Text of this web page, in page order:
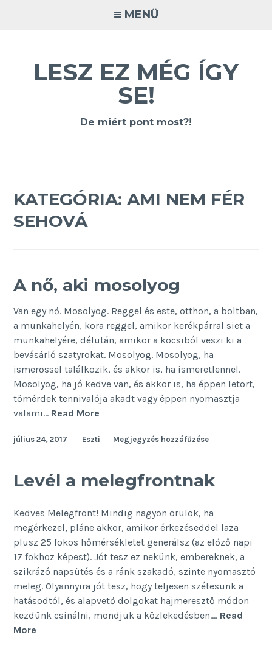
MENÜ
LESZ EZ MÉG ÍGY
SE!
De miért pont most?!
KATEGÓRIA:AMI NEM FÉR
SEHOVÁ
A nő, aki mosolyog
Van egy nő. Mosolyog. Reggel és este, otthon, a boltban,
a munkahelyén, kora reggel, amikor kerékpárral siet a
munkahelyére, délután, amikor a kocsiból veszi ki a
bevásárló szatyrokat. Mosolyog. Mosolyog, ha
ismerőssel találkozik, és akkor is, ha ismeretlennel.
Mosolyog, ha jó kedve van, és akkor is, ha éppen letört,
tömérdek tennivalója akadt vagy éppen nyomasztja
valami… Read More
aki
július 24, 2017 Eszti Megjegyzés hozzáfűzése
Levél a melegfrontnak
Kedves Melegfront! Mindig nagyon örülök, ha
megérkezel, pláne akkor, amikor érkezéseddel laza
plusz 25 fokos hőmérsékletet generálsz (az előző napi
17 fokhoz képest). Jót tesz ez nekünk, embereknek, a
szikrázó napsütés és a ránk szakadó, szinte nyomasztó
meleg. Olyannyira jót tesz, hogy teljesen szétesünk a
hatásodtól, és alapvető dolgokat hajmeresztő módon
kezdünk csinálni, mondjuk a közlekedésben.… Read
More